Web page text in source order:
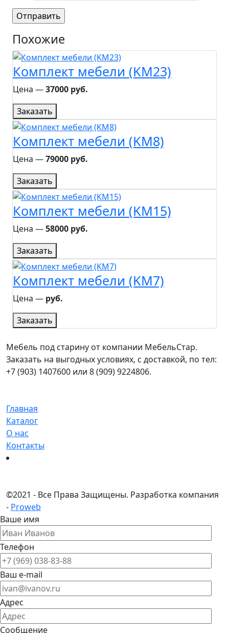
Похожие
Комплект мебели (KM23)
Цена ―37000 руб.
Заказать
Комплект мебели (KM8)
Цена ―79000 руб.
Заказать
Комплект мебели (KM15)
Цена ―58000 руб.
Заказать
Комплект мебели (KM7)
Цена ― руб.
Заказать
Мебель под старину от компании МебельСтар.
Заказать на выгодных условиях, с доставкой, по тел:
+7 (903) 1407600 или 8 (909) 9224806.
Главная
Каталог
О нас
Контакты
©2021 - Все Права Защищены. Разработка компания
- Proweb
Ваше имя
Телефон
Ваш e-mail
Адрес
Сообщение